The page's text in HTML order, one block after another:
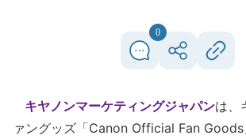
0
キヤノンマーケティングジャパンは、
ァングッズ「Canon Official Fan Goods